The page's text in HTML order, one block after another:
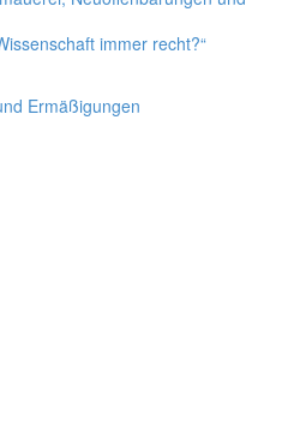
immer recht?“
Ermäßigungen